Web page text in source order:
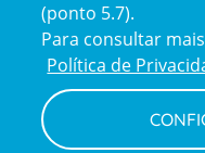
e
(ponto 5.7).
Para consultar
Política de